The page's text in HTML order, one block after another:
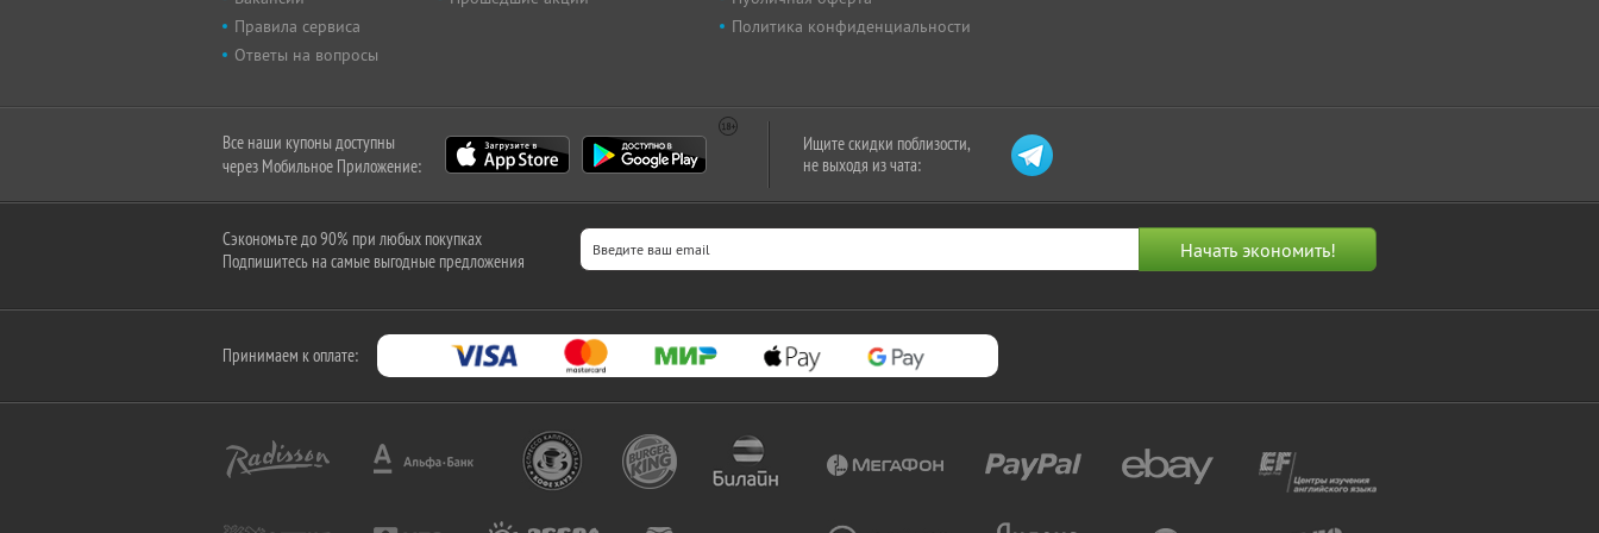
Правила сервиса
Ответы на вопросы
Политика конфиденциальности
Все наши купоны доступны
через Мобильное Приложение:
Ищите скидки поблизости,
не выходя из чата:
Сэкономьте до 90% при любых покупках
Подпишитесь на самые выгодные предложения
Принимаем к оплате: